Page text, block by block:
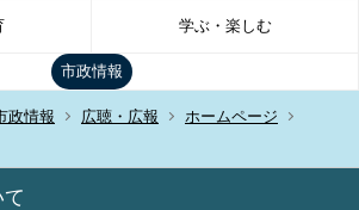
学ぶ・楽しむ
市政情報
政情報 広聴・広報
ホームページ